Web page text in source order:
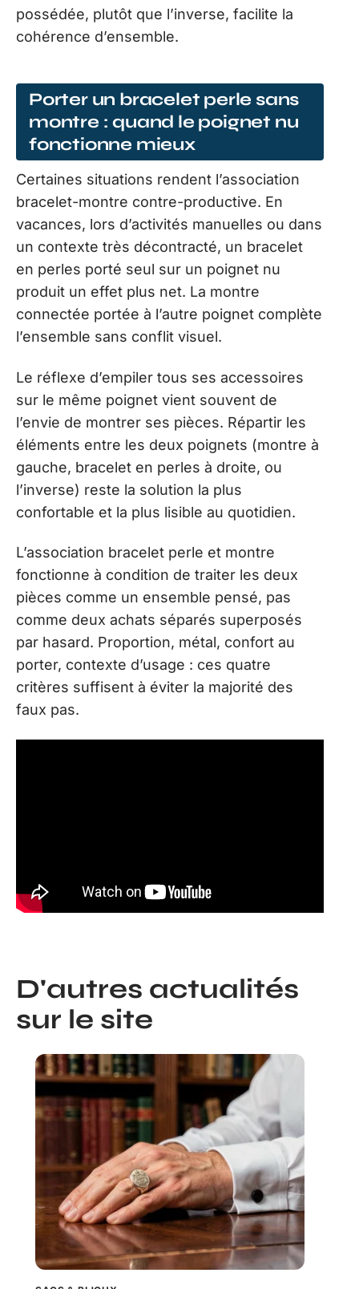
possédée, plutôt que l’inverse, facilite la
cohérence d’ensemble.
Porter un bracelet perle sans
montre : quand le poignet nu
fonctionne mieux
Certaines situations rendent l’association
bracelet-montre contre-productive. En
vacances, lors d’activités manuelles ou dans
un contexte très décontracté, un bracelet
en perles porté seul sur un poignet nu
produit un effet plus net. La montre
connectée portée à l’autre poignet complète
l’ensemble sans conflit visuel.
Le réflexe d’empiler tous ses accessoires
sur le même poignet vient souvent de
l’envie de montrer ses pièces. Répartir les
éléments entre les deux poignets (montre à
gauche, bracelet en perles à droite, ou
l’inverse) reste la solution la plus
confortable et la plus lisible au quotidien.
L’association bracelet perle et montre
fonctionne à condition de traiter les deux
pièces comme un ensemble pensé, pas
comme deux achats séparés superposés
par hasard. Proportion, métal, confort au
porter, contexte d’usage : ces quatre
critères suffisent à éviter la majorité des
faux pas.
D'autres actualités
sur le site